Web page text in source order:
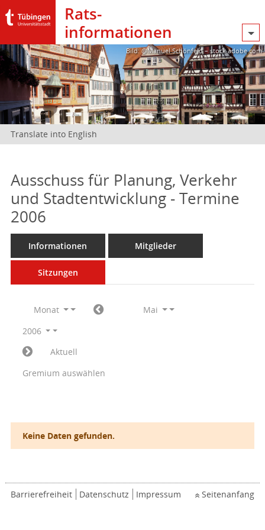
Rats­
informationen
Bild: @Manuel Schönfeld – stock.adobe.com
Translate into English
Ausschuss für Planung, Verkehr
und Stadtentwicklung - Termine
2006
Informationen Mitglieder
Sitzungen
Monat
Mai
2006
Aktuell
Gremium auswählen
Keine Daten gefunden.
Barrierefreiheit Datenschutz Impressum Seitenanfang